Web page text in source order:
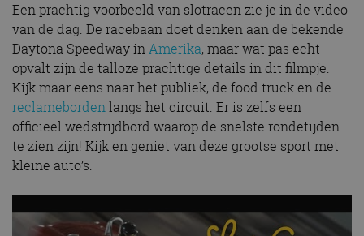
Een prachtig voorbeeld van slotracen zie je in de video
van de dag. De racebaan doet denken aan de bekende
Daytona Speedway inAmerika, maar wat pas echt
opvalt zijn de talloze prachtige details in dit filmpje.
Kijk maar eens naar het publiek, de food truck en de
reclamebordenlangs het circuit. Er is zelfs een
officieel wedstrijdbord waarop de snelste rondetijden
te zien zijn! Kijk en geniet van deze grootse sport met
kleine auto’s.